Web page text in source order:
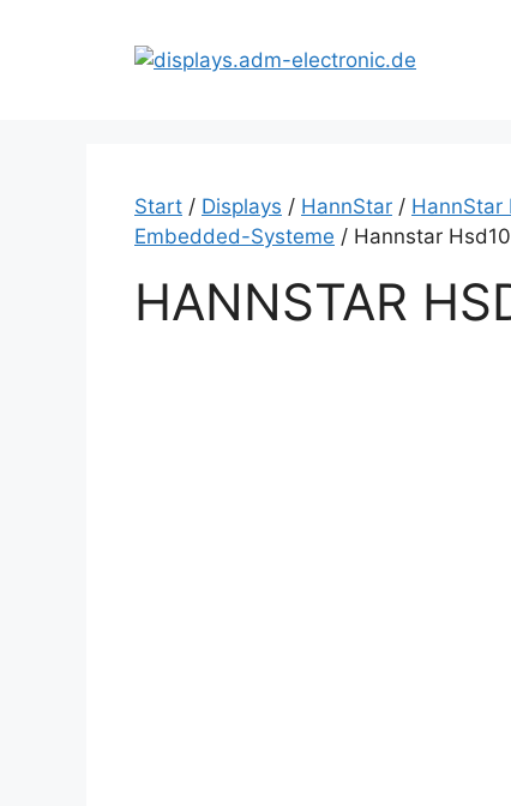
Start / Displays / HannStar / HannStar
Embedded-Systeme / Hannstar
HANNSTAR